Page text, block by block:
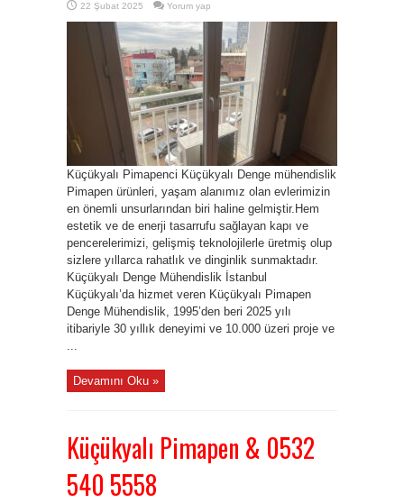
22 Şubat 2025 Yorum yap
Küçükyalı Pimapenci Küçükyalı Denge mühendislik
Pimapen ürünleri, yaşam alanımız olan evlerimizin
en önemli unsurlarından biri haline gelmiştir.Hem
estetik ve de enerji tasarrufu sağlayan kapı ve
pencerelerimizi, gelişmiş teknolojilerle üretmiş olup
sizlere yıllarca rahatlık ve dinginlik sunmaktadır.
Küçükyalı Denge Mühendislik İstanbul
Küçükyalı’da hizmet veren Küçükyalı Pimapen
Denge Mühendislik, 1995’den beri 2025 yılı
itibariyle 30 yıllık deneyimi ve 10.000 üzeri proje ve
...
Devamını Oku »
Küçükyalı Pimapen & 0532
540 5558